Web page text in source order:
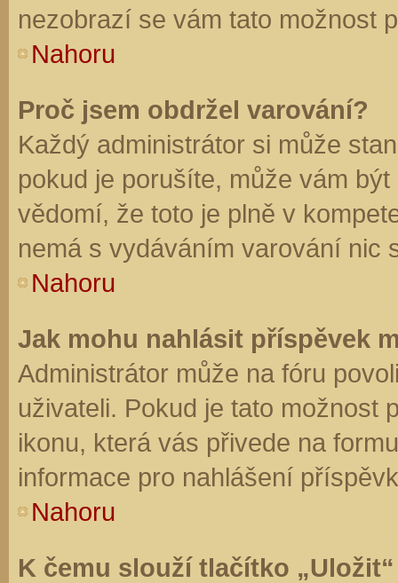
nezobrazí se vám tato možnost
Nahoru
Proč jsem obdržel varování?
Každý administrátor si může
pokud je porušíte, může vám
vědomí, že toto je plně v
nemá s vydáváním varování nic
Nahoru
Jak mohu nahlásit příspěvek
Administrátor může na fóru
uživateli. Pokud je tato možnost
ikonu, která vás přivede na
informace pro nahlášení
Nahoru
K čemu slouží tlačítko